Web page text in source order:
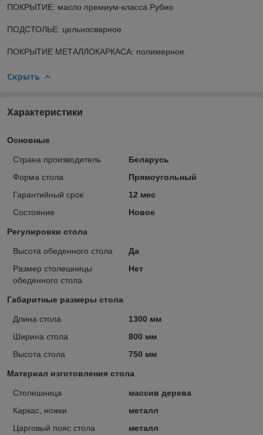
ПОКРЫТИЕ: масло премиум-класса Рубио
ПОДСТОЛЬЕ: цельносварное
ПОКРЫТИЕ МЕТАЛЛОКАРКАСА: полимерное.
Скрыть
Характеристики
Основные
Страна производитель
Беларусь
Форма стола
Прямоугольный
Гарантийный срок
12 мес
Состояние
Новое
Регулировки стола
Высота обеденного стола
Да
Размер столешницы
обеденного стола
Нет
Габаритные размеры стола
Длина стола
1300 мм
Ширина стола
800 мм
Высота стола
750 мм
Материал изготовления стола
Столешница
массив дерева
Каркас, ножки
металл
Царговый пояс стола
металл